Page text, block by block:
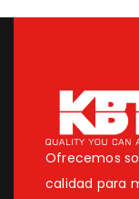
Ofrecemos
calidad para